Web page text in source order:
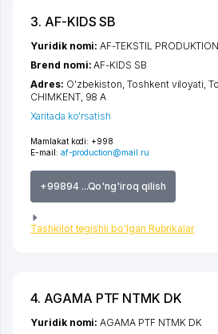
3. AF-KIDS SB
Mamlakat kodi: +998
E-mail: af-production@mail.ru
+99894 ...Qo'ng'iroq qilish
Tashkilot tegishli bo'lgan Rubrikalar
Yuridik nomi:AF-TEKSTIL
Brend nomi:AF-KIDS SB
Adres: O'zbekiston,Toshkent viloyati,
CHIMKENT, 98 A
Xaritada ko'rsatish
4. AGAMA PTF NTMK DK
Yuridik nomi:AGAMA PTF NTMK DK